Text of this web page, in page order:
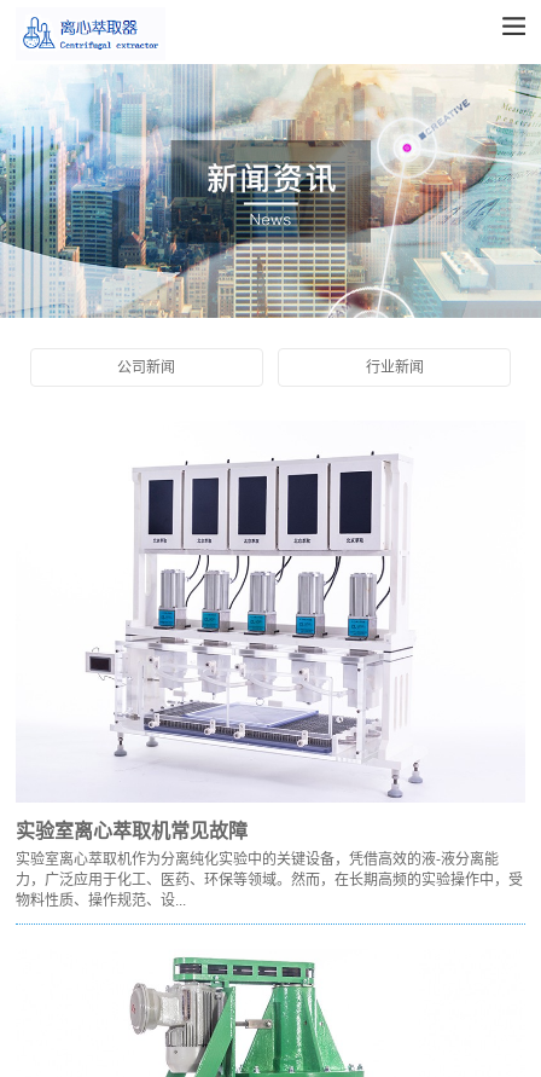
公司新闻 行业新闻
实验室离心萃取机常见故障
实验室离心萃取机作为分离纯化实验中的关键设备，凭借高效的液-液分离能
力，广泛应用于化工、医药、环保等领域。然而，在长期高频的实验操作中，受
物料性质、操作规范、设...